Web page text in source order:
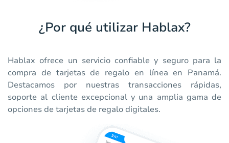
¿Por qué utilizar Hablax?
Hablax ofrece un servicio confiable y seguro para la
compra de tarjetas de regalo en línea en Panamá.
Destacamos por nuestras transacciones rápidas,
soporte al cliente excepcional y una amplia gama de
opciones de tarjetas de regalo digitales.